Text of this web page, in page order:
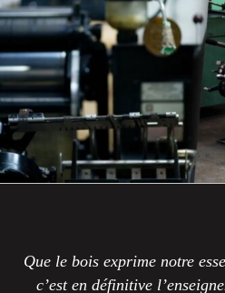
Que le bois exprime notre
c’est en définitive